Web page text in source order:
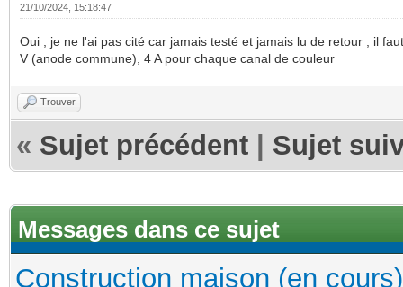
21/10/2024, 15:18:47
Oui ; je ne l'ai pas cité car jamais testé et jamais lu de retour ; il
V (anode commune), 4 A pour chaque canal de couleur
Trouver
« Sujet précédent Sujet
Messages dans ce sujet
Construction maison (en cours)